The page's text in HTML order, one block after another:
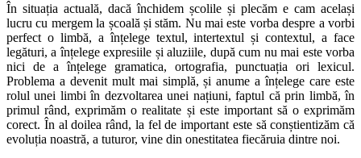
În situația actuală, dacă închidem școlile și plecăm e cam același
lucru cu mergem la școală și stăm. Nu mai este vorba despre a vorbi
perfect o limbă, a înțelege textul, intertextul și contextul, a face
legături, a înțelege expresiile și aluziile, după cum nu mai este vorba
nici de a înțelege gramatica, ortografia, punctuația ori lexicul.
Problema a devenit mult mai simplă, și anume a înțelege care este
rolul unei limbi în dezvoltarea unei națiuni, faptul că prin limbă, în
primul rând, exprimăm o realitate și este important să o exprimăm
corect. În al doilea rând, la fel de important este să conștientizăm că
evoluția noastră, a tuturor, vine din onestitatea fiecăruia dintre noi.